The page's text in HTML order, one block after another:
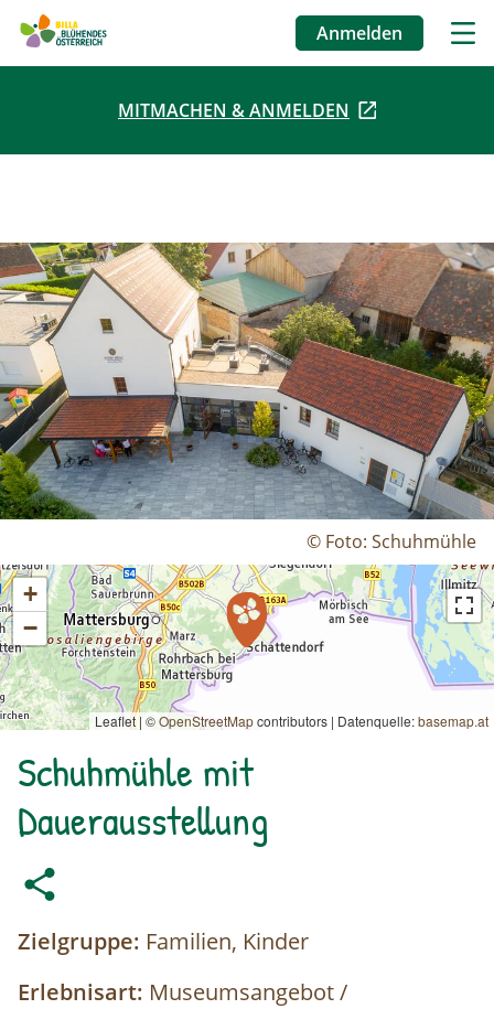
Direkt
Benutzermenü
Anmelden
MITMACHEN & ANMELDEN
© Foto: Schuhmühle
+
−
Leaflet | ©OpenStreetMapcontributors | Datenquelle:basemap.at
Schuhmühle mit
Dauerausstellung
Zielgruppe: Familien, Kinder
Erlebnisart: Museumsangebot /